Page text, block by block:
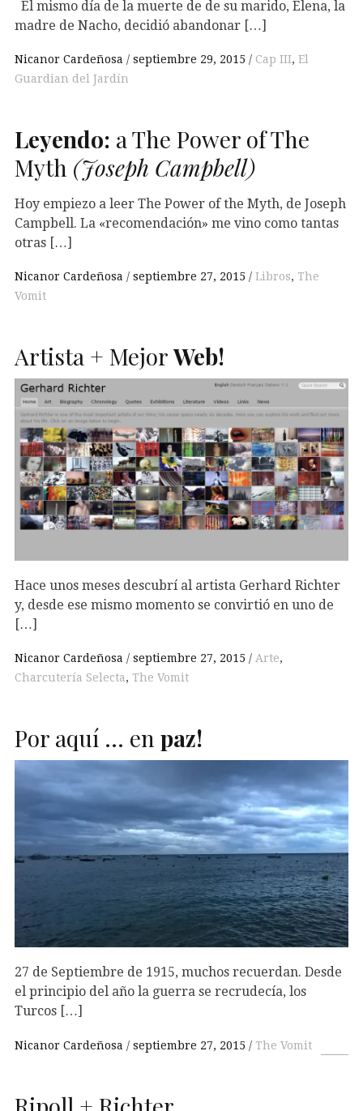
El mismo día de la muerte de de su marido, Elena, la
madre de Nacho, decidió abandonar […]
Nicanor Cardeñosa septiembre 29, 2015 Cap III, El
Guardian del Jardín
Leyendo: a The Power of The
Myth (Joseph Campbell)
Hoy empiezo a leer The Power of the Myth, de Joseph
Campbell. La «recomendación» me vino como tantas
otras […]
Nicanor Cardeñosa septiembre 27, 2015 Libros, The
Vomit
Artista + MejorWeb!
Hace unos meses descubrí al artista Gerhard Richter
y, desde ese mismo momento se convirtió en uno de
[…]
Nicanor Cardeñosa septiembre 27, 2015 Arte,
Charcutería Selecta, The Vomit
Por aquí … en paz!
27 de Septiembre de 1915, muchos recuerdan. Desde
el principio del año la guerra se recrudecía, los
Turcos […]
Nicanor Cardeñosa septiembre 27, 2015 The Vomit